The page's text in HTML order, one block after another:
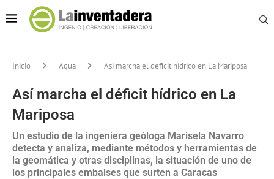
Inicio Agua Así marcha el déficit hídrico en La Mariposa
Así marcha el déficit hídrico en La
Mariposa
Un estudio de la ingeniera geóloga Marisela Navarro
detecta y analiza, mediante métodos y herramientas de
la geomática y otras disciplinas, la situación de uno de
los principales embalses que surten a Caracas